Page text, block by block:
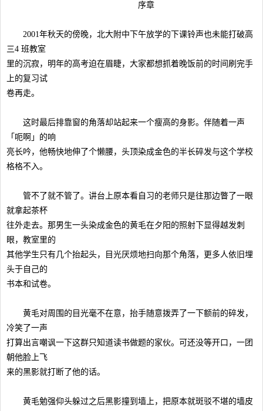
序章
2001年秋天的傍晚，北大附中下午放学的下课铃声也未能打破高
三4 班教室
里的沉寂，明年的高考迫在眉睫，大家都想抓着晚饭前的时间刷完手
上的复习试
卷再走。
这时最后排靠窗的角落却站起来一个瘦高的身影。伴随着一声
「呃啊」的响
亮长吟，他畅快地伸了个懒腰，头顶染成金色的半长碎发与这个学校
格格不入。
管不了就不管了。讲台上原本看自习的老师只是往那边瞥了一眼
就拿起茶杯
往外走去。那男生一头染成金色的黄毛在夕阳的照射下显得越发刺
眼，教室里的
其他学生只有几个抬起头，目光厌烦地扫向那个角落，更多人依旧埋
头于自己的
书本和试卷。
黄毛对周围的目光毫不在意，抬手随意拨弄了一下额前的碎发，
冷笑了一声
打算出言嘲讽一下这群只知道读书做题的家伙。可还没等开口，一团
朝他脸上飞
来的黑影就打断了他的话。
黄毛勉强仰头躲过之后黑影撞到墙上，把原本就斑驳不堪的墙皮